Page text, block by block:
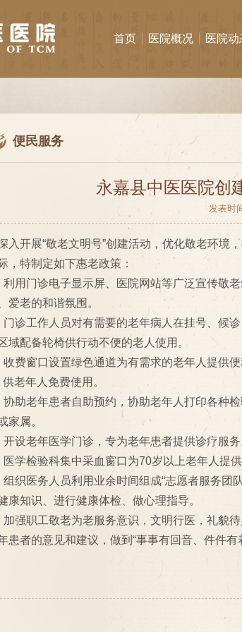
首页 医院概况 医院动
便民服务
永嘉县中医医院创
发表时
入开展“敬老文明号”创建活动，优化敬老环境
，特制定如下惠老政策：
利用门诊电子显示屏、医院网站等广泛宣传敬
爱老的和谐氛围。
门诊工作人员对有需要的老年病人在挂号、候
域配备轮椅供行动不便的老人使用。
收费窗口设置绿色通道为有需求的老年人提供
供老年人免费使用。
协助老年患者自助预约，协助老年人打印各种
家属。
开设老年医学门诊，专为老年患者提供诊疗服务
医学检验科集中采血窗口为70岁以上老年人提
组织医务人员利用业余时间组成“志愿者服务团
康知识、进行健康体检、做心理指导。
加强职工敬老为老服务意识，文明行医，礼貌
患者的意见和建议，做到“事事有回音、件件有